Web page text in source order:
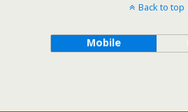
Back to top
Mobile